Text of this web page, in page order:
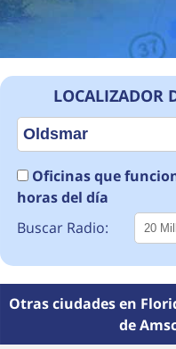
LOCALIZADOR
Oficinas que
horas del día
Buscar Radio:
Otras ciudades en
de